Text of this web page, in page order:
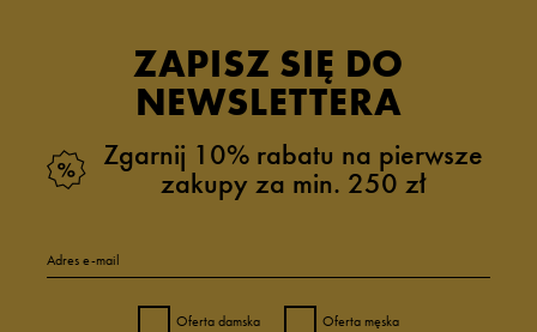
ZAPISZ SIĘ DO
NEWSLETTERA
Zgarnij 10% rabatu na pierwsze
zakupy za min. 250 zł
Adres e-mail
Oferta damska Oferta męska